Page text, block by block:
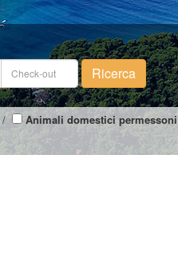
Ricerca
/ Animali domestici permessoni